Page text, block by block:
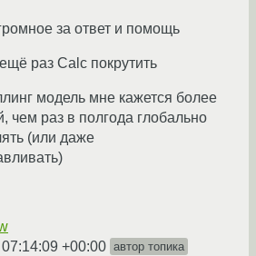
за ответ и помощь
раз Calc покрутить
модель мне кажется более
чем раз в полгода глобально
(или даже
+00:00 автор топика